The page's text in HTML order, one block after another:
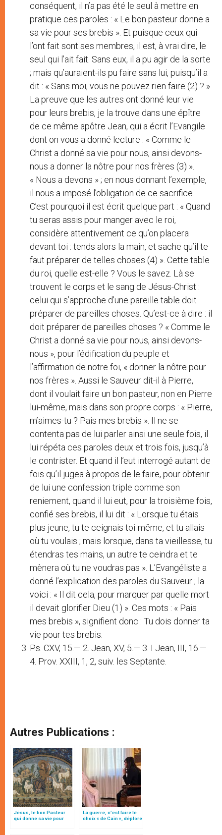
conséquent, il n’a pas été le seul à mettre en
pratique ces paroles : « Le bon pasteur donne a
sa vie pour ses brebis ». Et puisque ceux qui
l’ont fait sont ses membres, il est, à vrai dire, le
seul qui l’ait fait. Sans eux, il a pu agir de la sorte
; mais qu’auraient-ils pu faire sans lui, puisqu’il a
dit : « Sans moi, vous ne pouvez rien faire (2) ? »
La preuve que les autres ont donné leur vie
pour leurs brebis, je la trouve dans une épître
de ce même apôtre Jean, qui a écrit l’Evangile
dont on vous a donné lecture : « Comme le
Christ a donné sa vie pour nous, ainsi devons-
nous a donner la nôtre pour nos frères (3) ».
« Nous a devons » ; en nous donnant l’exemple,
il nous a imposé l’obligation de ce sacrifice.
C’est pourquoi il est écrit quelque part : « Quand
tu seras assis pour manger avec le roi,
considère attentivement ce qu’on placera
devant toi : tends alors la main, et sache qu’il te
faut préparer de telles choses (4) ». Cette table
du roi, quelle est-elle ? Vous le savez. Là se
trouvent le corps et le sang de Jésus-Christ :
celui qui s’approche d’une pareille table doit
préparer de pareilles choses. Qu’est-ce à dire : il
doit préparer de pareilles choses ? « Comme le
Christ a donné sa vie pour nous, ainsi devons-
nous », pour l’édification du peuple et
l’affirmation de notre foi, « donner la nôtre pour
nos frères ». Aussi le Sauveur dit-il à Pierre,
dont il voulait faire un bon pasteur, non en Pierre
lui-même, mais dans son propre corps : « Pierre,
m’aimes-tu ? Pais mes brebis ». Il ne se
contenta pas de lui parler ainsi une seule fois, il
lui répéta ces paroles deux et trois fois, jusqu’à
le contrister. Et quand il l’eut interrogé autant de
fois qu’il jugea à propos de le faire, pour obtenir
de lui une confession triple comme son
reniement, quand il lui eut, pour la troisième fois,
confié ses brebis, il lui dit : « Lorsque tu étais
plus jeune, tu te ceignais toi-même, et tu allais
où tu voulais ; mais lorsque, dans ta vieillesse, tu
étendras tes mains, un autre te ceindra et te
mènera où tu ne voudras pas ». L’Evangéliste a
donné l’explication des paroles du Sauveur ; la
voici : « Il dit cela, pour marquer par quelle mort
il devait glorifier Dieu (1) ». Ces mots : « Pais
mes brebis », signifient donc : Tu dois donner ta
vie pour tes brebis.
Ps. CXV, 15.— 2. Jean, XV, 5.— 3. I Jean, III, 16.—
4. Prov. XXIII, 1, 2, suiv. les Septante.
Autres Publications :
Jésus, le bon Pasteur
qui donne sa vie pour
La guerre, c’est faire le
choix « de Caïn », déplore